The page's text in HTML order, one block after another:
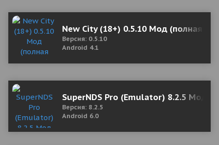
New City (18+) 0.5.10 Мод (полная
Версия: 0.5.10
Android 4.1
SuperNDS Pro (Emulator) 8.2.5 Мод
Версия: 8.2.5
Android 6.0